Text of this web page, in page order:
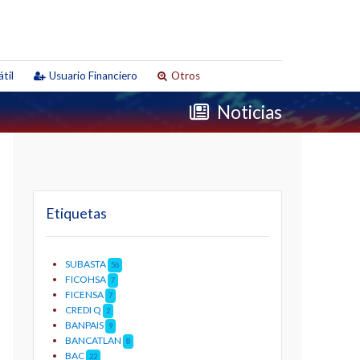
Usuario Financiero Otros
Noticias
Etiquetas
SUBASTA 56
FICOHSA 7
FICENSA 7
CREDI Q 2
BANPAIS 9
BANCATLAN 8
BAC 22